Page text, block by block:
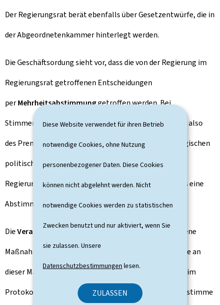
Diese Website verwendet für ihren Betrieb
notwendige Cookies, ohne Nutzung
personenbezogener Daten. Diese Cookies
können nicht abgelehnt werden. Nicht
notwendige Cookies werden zu statistischen
Zwecken benutzt und nur aktiviert, wenn Sie
sie zulassen. Unsere
Datenschutzbestimmungen lesen.
ZULASSEN
Der Regierungsrat berät ebenfalls über Gesetzentwürfe, die in
der Abgeordnetenkammer hinterlegt werden.
Die Geschäftsordung sieht vor, dass die von der Regierung im
Regierungsrat getroffenen Entscheidungen
perMehrheitsabstimmunggetroffen werden. Bei
Stimmengleichheit gibt die Stimme des Vorsitzenden, also
des Premierministers, den Ausschlag. In der luxemburgischen
politischen Tradition werden die Beschlüsse des
Regierungsrats jedocheinvernehmlichgefasst, sodass eine
Abstimmung nur in Ausnahmefällen stattfindet.
DieVerantwortung
für jede im Regierungsrat getroffene
Maßnahme obliegt allen Mitgliedern der Regierung, die an
dieser Maßnahme mitgewirkt haben. Der Minister, der im
Protokoll der Sitzung des Regierungsrats seine Gegenstimme